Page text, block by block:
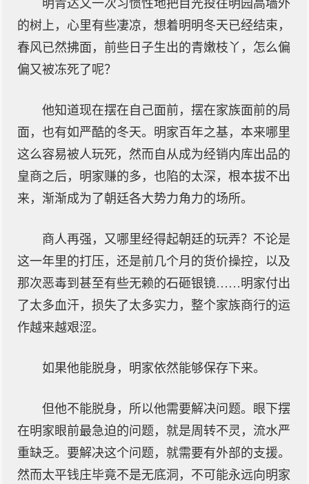
明青达又一次习惯性地把目光投往明园高墙外
的树上，心里有些凄凉，想着明明冬天已经结束，
春风已然拂面，前些日子生出的青嫩枝丫，怎么偏
偏又被冻死了呢？
他知道现在摆在自己面前，摆在家族面前的局
面，也有如严酷的冬天。明家百年之基，本来哪里
这么容易被人玩死，然而自从成为经销内库出品的
皇商之后，明家赚的多，也陷的太深，根本拔不出
来，渐渐成为了朝廷各大势力角力的场所。
商人再强，又哪里经得起朝廷的玩弄？不论是
这一年里的打压，还是前几个月的货价操控，以及
那次恶毒到甚至有些无赖的石砸银镜……明家付出
了太多血汗，损失了太多实力，整个家族商行的运
作越来越艰涩。
如果他能脱身，明家依然能够保存下来。
但他不能脱身，所以他需要解决问题。眼下摆
在明家眼前最急迫的问题，就是周转不灵，流水严
重缺乏。要解决这个问题，就需要有外部的支援。
然而太平钱庄毕竟不是无底洞，不可能永远向明家